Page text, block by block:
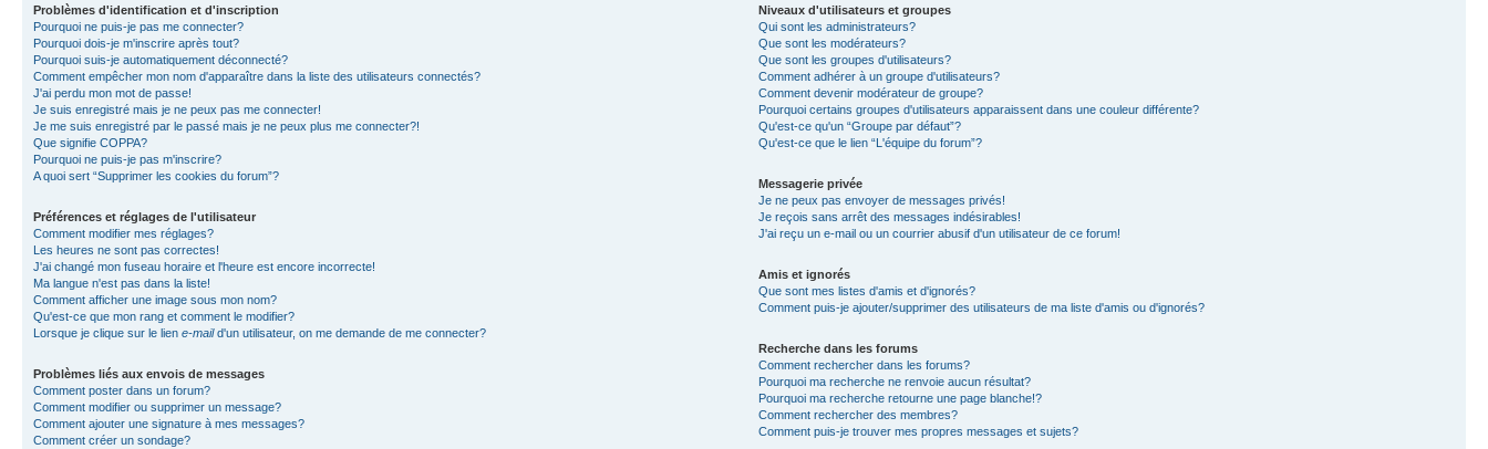
Problèmes d'identification et d'inscription
Pourquoi ne puis-je pas me connecter?
Pourquoi dois-je m'inscrire après tout?
Pourquoi suis-je automatiquement déconnecté?
Comment empêcher mon nom d'apparaître dans la liste des utilisateurs connectés?
J'ai perdu mon mot de passe!
Je suis enregistré mais je ne peux pas me connecter!
Je me suis enregistré par le passé mais je ne peux plus me connecter?!
Que signifie COPPA?
Pourquoi ne puis-je pas m'inscrire?
A quoi sert “Supprimer les cookies du forum”?
Préférences et réglages de l'utilisateur
Comment modifier mes réglages?
Les heures ne sont pas correctes!
J'ai changé mon fuseau horaire et l'heure est encore incorrecte!
Ma langue n'est pas dans la liste!
Comment afficher une image sous mon nom?
Qu'est-ce que mon rang et comment le modifier?
Lorsque je clique sur le lien e-maild'un utilisateur, on me demande de me connecter?
Problèmes liés aux envois de messages
Comment poster dans un forum?
Comment modifier ou supprimer un message?
Comment ajouter une signature à mes messages?
Comment créer un sondage?
Niveaux d'utilisateurs et groupes
Qui sont les administrateurs?
Que sont les modérateurs?
Que sont les groupes d'utilisateurs?
Comment adhérer à un groupe d'utilisateurs?
Comment devenir modérateur de groupe?
Pourquoi certains groupes d'utilisateurs apparaissent dans une couleur différente?
Qu'est-ce qu'un “Groupe par défaut”?
Qu'est-ce que le lien “L'équipe du forum”?
Messagerie privée
Je ne peux pas envoyer de messages privés!
Je reçois sans arrêt des messages indésirables!
J'ai reçu un e-mail ou un courrier abusif d'un utilisateur de ce forum!
Amis et ignorés
Que sont mes listes d'amis et d'ignorés?
Comment puis-je ajouter/supprimer des utilisateurs de ma liste d'amis ou d'ignorés?
Recherche dans les forums
Comment rechercher dans les forums?
Pourquoi ma recherche ne renvoie aucun résultat?
Pourquoi ma recherche retourne une page blanche!?
Comment rechercher des membres?
Comment puis-je trouver mes propres messages et sujets?